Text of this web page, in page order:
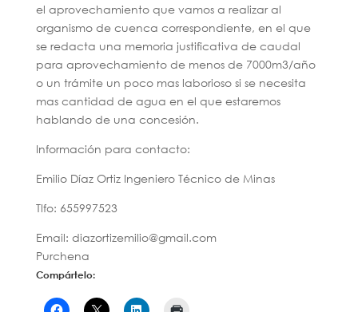
el aprovechamiento que vamos a realizar al
organismo de cuenca correspondiente, en el que
se redacta una memoria justificativa de caudal
para aprovechamiento de menos de 7000m3/año
o un trámite un poco mas laborioso si se necesita
mas cantidad de agua en el que estaremos
hablando de una concesión.
Información para contacto:
Emilio Díaz Ortiz Ingeniero Técnico de Minas
Tlfo: 655997523
Email: diazortizemilio@gmail.com
Purchena
Compártelo: